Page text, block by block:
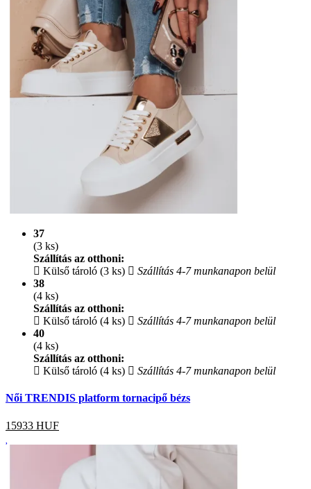
37
(3 ks)
Szállítás az otthoni:
Külső tároló (3 ks)
Szállítás 4-7 munkanapon belül
38
(4 ks)
Szállítás az otthoni:
Külső tároló (4 ks)
Szállítás 4-7 munkanapon belül
40
(4 ks)
Szállítás az otthoni:
Külső tároló (4 ks)
Szállítás 4-7 munkanapon belül
Női TRENDIS platform tornacipő bézs
15933 HUF